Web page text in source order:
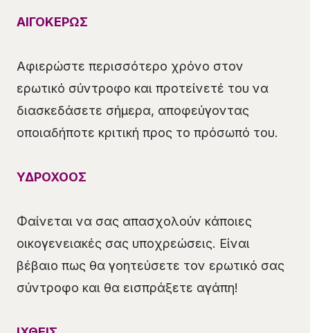
ΑΙΓΟΚΕΡΩΣ
Αφιερώστε περισσότερο χρόνο στον
ερωτικό σύντροφο και προτείνετέ του να
διασκεδάσετε σήμερα, αποφεύγοντας
οποιαδήποτε κριτική προς το πρόσωπό του.
ΥΔΡΟΧΟΟΣ
Φαίνεται να σας απασχολούν κάποιες
οικογενειακές σας υποχρεώσεις. Είναι
βέβαιο πως θα γοητεύσετε τον ερωτικό σας
σύντροφο και θα εισπράξετε αγάπη!